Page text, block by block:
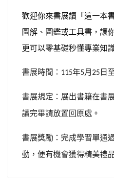
歡迎你來書展讀「這一本
圖解、圖鑑或工具書，讓
更可以零基礎秒懂專業知
書展時間： 115年5月 25 日
書展規定：展出書籍在書
讀完畢請放置回原處。
書展獎勵：完成學習單通
動，便有機會獲得精美禮品